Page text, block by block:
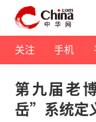
关注 手机
第九届老
岳”系统定